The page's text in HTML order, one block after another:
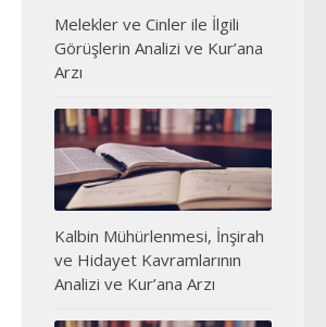
Melekler ve Cinler ile İlgili
Görüşlerin Analizi ve Kur’ana
Arzı
Kalbin Mühürlenmesi, İnşirah
ve Hidayet Kavramlarının
Analizi ve Kur’ana Arzı